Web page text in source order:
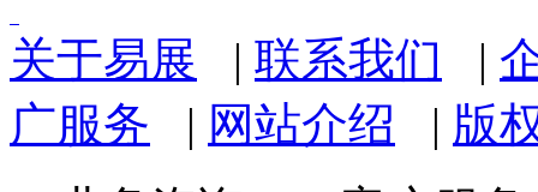
关于易展 | 联系我们 |
广服务 | 网站介绍 | 版